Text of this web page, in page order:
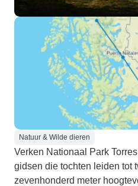
Natuur & Wilde dieren
Verken Nationaal Park
gidsen die tochten leiden tot
zevenhonderd meter